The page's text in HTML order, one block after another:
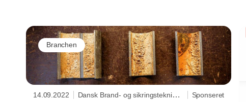
Branchen
14.09.2022
Dansk Brand- og sikringsteknisk
Sponseret